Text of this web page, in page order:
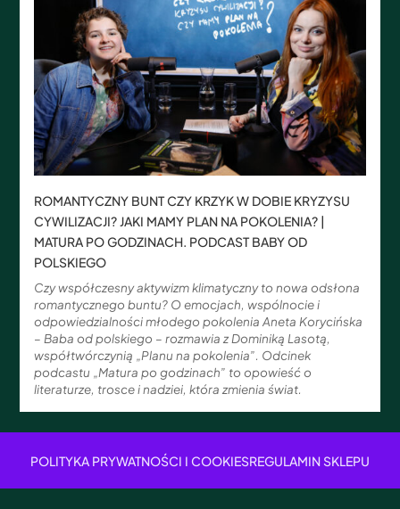
ROMANTYCZNY BUNT CZY KRZYK W DOBIE KRYZYSU
CYWILIZACJI? JAKI MAMY PLAN NA POKOLENIA? |
MATURA PO GODZINACH. PODCAST BABY OD
POLSKIEGO
Czy współczesny aktywizm klimatyczny to nowa odsłona
romantycznego buntu? O emocjach, wspólnocie i
odpowiedzialności młodego pokolenia Aneta Korycińska
– Baba od polskiego – rozmawia z Dominiką Lasotą,
współtwórczynią „Planu na pokolenia”. Odcinek
podcastu „Matura po godzinach” to opowieść o
literaturze, trosce i nadziei, która zmienia świat.
POLITYKA PRYWATNOŚCI I COOKIESREGULAMIN SKLEPU